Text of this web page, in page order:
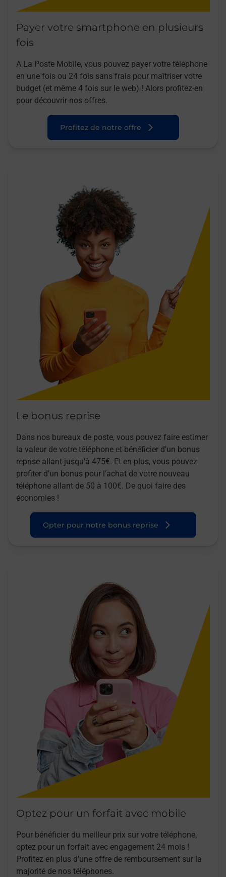
Payer votre smartphone en plusieurs
fois
A La Poste Mobile, vous pouvez payer votre téléphone
en une fois ou 24 fois sans frais pour maîtriser votre
budget (et même 4 fois sur le web) ! Alors profitez-en
pour découvrir nos offres.
Profitez de notre offre
Le bonus reprise
Dans nos bureaux de poste, vous pouvez faire estimer
la valeur de votre téléphone et bénéficier d’un bonus
reprise allant jusqu’à 475€. Et en plus, vous pouvez
profiter d’un bonus pour l’achat de votre nouveau
téléphone allant de 50 à 100€. De quoi faire des
économies !
Opter pour notre bonus reprise
Optez pour un forfait avec mobile
Pour bénéficier du meilleur prix sur votre téléphone,
optez pour un forfait avec engagement 24 mois !
Profitez en plus d’une offre de remboursement sur la
majorité de nos téléphones.